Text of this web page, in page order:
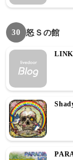
30 怒Ｓの館
LINK